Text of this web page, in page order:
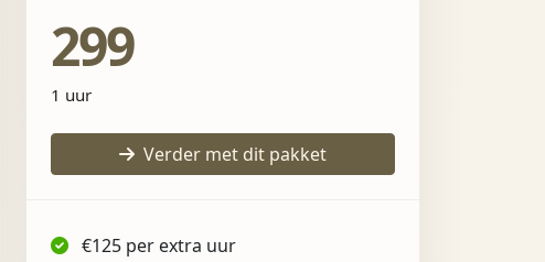
299
1 uur
Verder met dit pakket
€125 per extra uur